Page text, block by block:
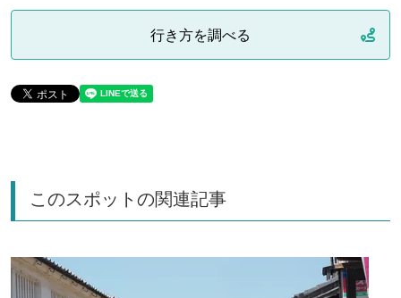
行き方を調べる
このスポットの関連記事